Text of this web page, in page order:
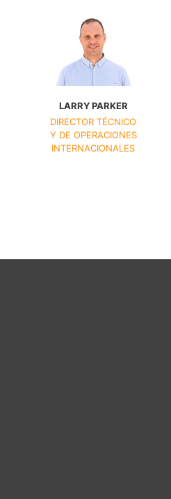
LARRY PARKER
DIRECTOR TÉCNICO
Y DE OPERACIONES
INTERNACIONALES